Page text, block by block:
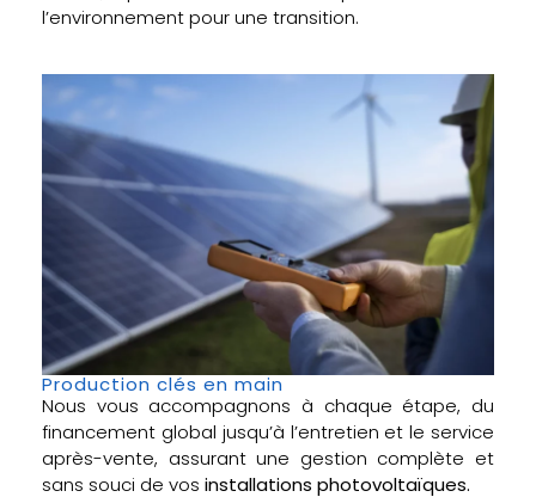
l’environnement pour une transition.
Production clés en main
Nous vous accompagnons à chaque étape, du
financement global jusqu’à l’entretien et le service
après-vente, assurant une gestion complète et
sans souci de vos installations photovoltaïques.